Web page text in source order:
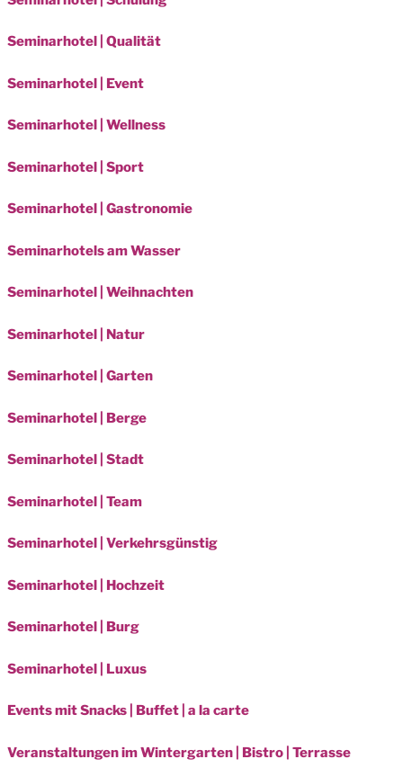
Seminarhotel | Qualität
Seminarhotel | Event
Seminarhotel | Wellness
Seminarhotel | Sport
Seminarhotel | Gastronomie
Seminarhotels am Wasser
Seminarhotel | Weihnachten
Seminarhotel | Natur
Seminarhotel | Garten
Seminarhotel | Berge
Seminarhotel | Stadt
Seminarhotel | Team
Seminarhotel | Verkehrsgünstig
Seminarhotel | Hochzeit
Seminarhotel | Burg
Seminarhotel | Luxus
Events mit Snacks | Buffet | a la carte
Veranstaltungen im Wintergarten | Bistro | Terrasse